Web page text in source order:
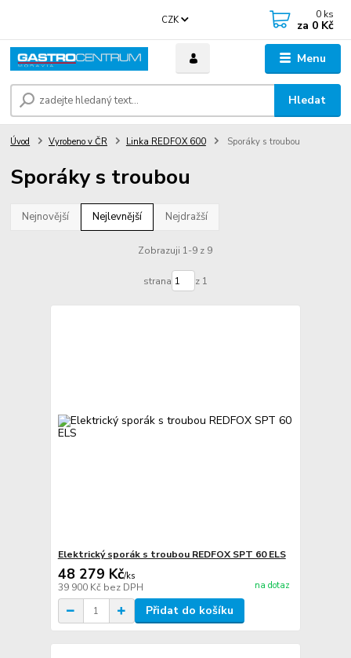
Menu
CZK
Hledat
0 ks
za 0 Kč
Úvod Vyrobeno v ČR Linka REDFOX 600 Sporáky s troubou
Sporáky s troubou
Nejnovější Nejlevnější Nejdražší
Zobrazuji 1-9 z 9
strana z 1
Elektrický sporák s troubou REDFOX SPT 60 ELS
48 279 Kč/ks
39 900 Kč bez DPH na dotaz
Přidat do košíku